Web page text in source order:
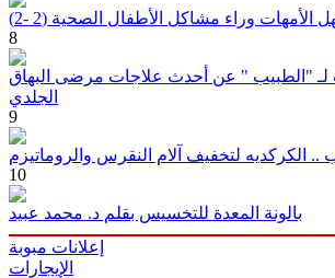
وراء مشاكل الأطفال الصحية (2 -2)
8
لـ "الطبيب " عن أحدث علاجات مرضى البهاق
الجلدي
9
الكركديه لتخفيف آلام النقرس والروماتيزم
10
بالونة المعدة للتخسيس بقلم د. محمد عبيد
إعلانات مبوبة
الإيجارات